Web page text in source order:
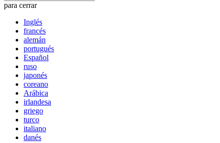
para cerrar
Inglés
francés
alemán
portugués
Español
ruso
japonés
coreano
Arábica
irlandesa
griego
turco
italiano
danés